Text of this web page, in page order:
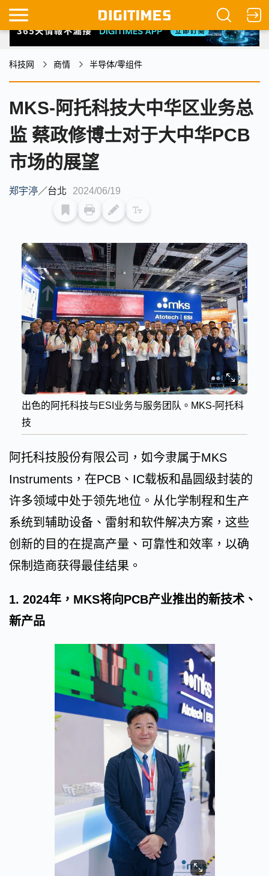
科技网 商情 半导体/零组件
MKS-阿托科技大中华区业务总
监 蔡政修博士对于大中华PCB
市场的展望
郑宇渟／台北 2024/06/19
出色的阿托科技与ESI业务与服务团队。MKS-阿托科
技
阿托科技股份有限公司，如今隶属于MKS
Instruments，在PCB、IC载板和晶圆级封装的
许多领域中处于领先地位。从化学制程和生产
系统到辅助设备、雷射和软件解决方案，这些
创新的目的在提高产量、可靠性和效率，以确
保制造商获得最佳结果。
1. 2024年，MKS将向PCB产业推出的新技术、
新产品